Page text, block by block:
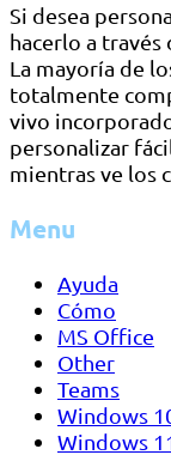
Si desea
hacerlo a través
La mayoría de
totalmente
vivo
personalizar
mientras ve los
Menu
Ayuda
Cómo
MS Office
Other
Teams
Windows
Windows